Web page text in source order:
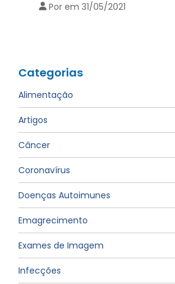
Por em 31/05/2021
Categorias
Alimentação
Artigos
Câncer
Coronavírus
Doenças Autoimunes
Emagrecimento
Exames de Imagem
Infecções